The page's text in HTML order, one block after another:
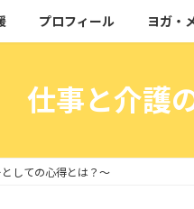
プロフィール ヨガ・
仕事と介護
しての心得とは？～